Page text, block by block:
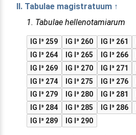
II. Tabulae magistratuum ↑
1. Tabulae hellenotamiarum
IG I³ 259 IG I³ 260 IG I³ 261
IG I³ 264
IG I³ 265 IG I³ 266
IG I³ 269
IG I³ 270 IG I³ 271
IG I³ 274
IG I³ 275 IG I³ 276
IG I³ 279
IG I³ 280 IG I³ 281
IG I³ 284
IG I³ 285 IG I³ 286
IG I³ 289
IG I³ 290